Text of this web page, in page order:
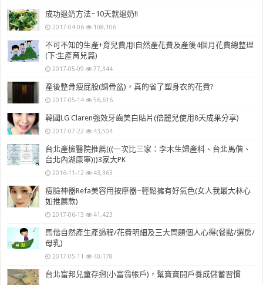
成功退奶方法~10天就退奶!!
2017-04-06 108,106
不可不知的生產+育兒費用!自然產花費及產後4個月花費總整理
(下:生產育兒篇)
2017-05-09 77,344
產後整骨瘦屁股(調骨盆)，真的省了塑身衣的花費?
2017-05-14 56,616
韓國LG Claren強效牙齒美白貼片(倍麗兒使用8天成果分享)
2017-07-22 43,504
台北產檢醫院推薦(((一次比三家：李木生婦產科、台北馬偕、
台北內湖康寧)))3家大PK
2016-11-12 43,363
瘦臉神器Refa美容用按摩器~輕鬆擁有好氣色(女人我最大林心
如推薦款)
2017-06-13 41,423
馬偕自然產生產過程/花費明細及三大問題個人心得(餐點/選房/
母乳)
2017-05-11 40,178
台北富邦兒童存摺(小富翁帳戶)，幫寶寶開戶養成儲蓄習慣